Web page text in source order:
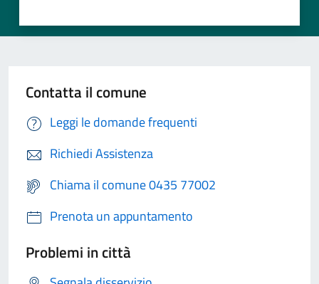
Contatta il comune
Leggi le domande frequenti
Richiedi Assistenza
Chiama il comune 0435 77002
Prenota un appuntamento
Problemi in città